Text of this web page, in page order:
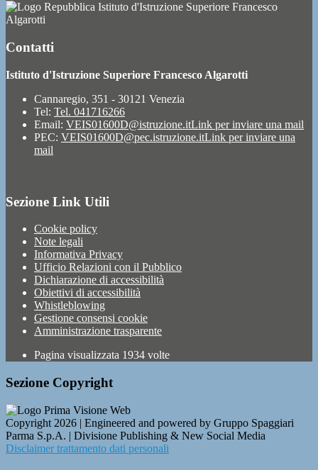
Istituto d'Istruzione Superiore Francesco
Algarotti
Contatti
Istituto d'Istruzione Superiore Francesco Algarotti
Cannaregio, 351 - 30121 Venezia
Tel: Tel. 041716266
Email: VEIS01600D@istruzione.itLink per inviare una mail
PEC: VEIS01600D@pec.istruzione.itLink per inviare una
mail
Sezione Link Utili
Cookie policy
Note legali
Informativa Privacy
Ufficio Relazioni con il Pubblico
Dichiarazione di accessibilità
Obiettivi di accessibilità
Whistleblowing
Gestione consensi cookie
Amministrazione trasparente
Pagina visualizzata 1934 volte
Sezione Copyright
Copyright 2026 | Engineered and powered by Gruppo Spaggiari
Parma S.p.A. | Divisione Publishing & New Social Media
Disclaimer trattamento dati personali